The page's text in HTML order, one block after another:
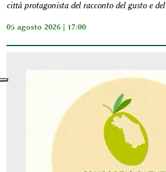
città protagonista del racconto del gusto e
05 agosto 2026 | 17:00